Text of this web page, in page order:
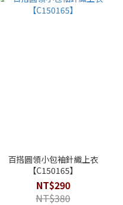
百搭圓領小包袖針織上衣
【C150165】
NT$290
NT$380